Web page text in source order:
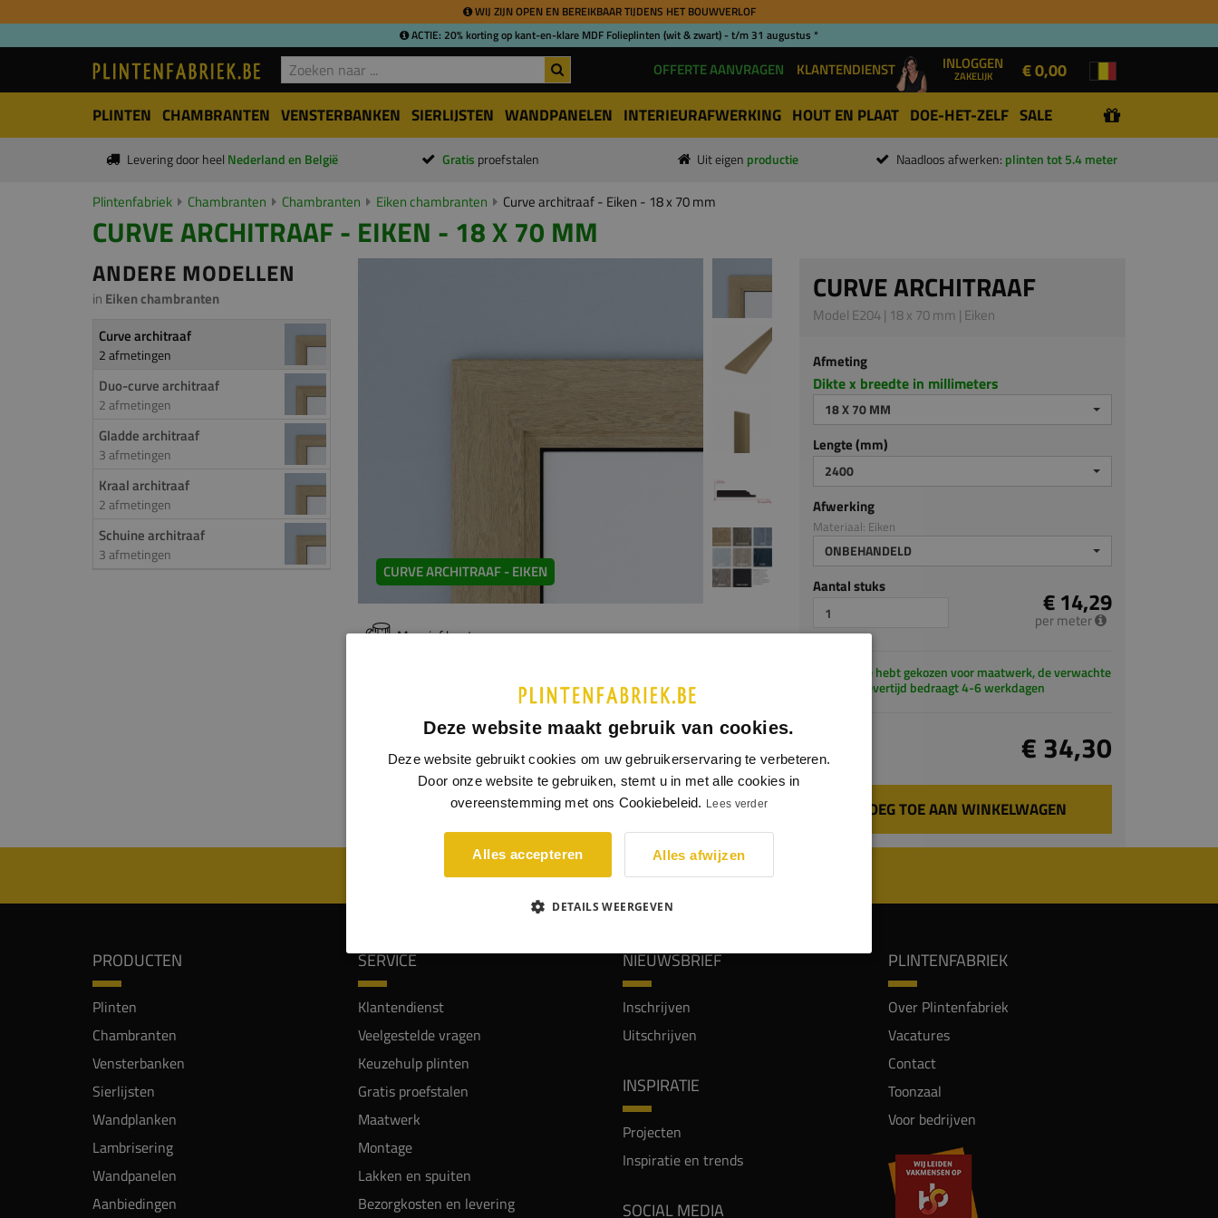
WIJ ZIJN OPEN EN BEREIKBAAR TIJDENS HET BOUWVERLOF
ACTIE: 20% korting op kant-en-klare MDF Folieplinten (wit & zwart) - t/m 31 augustus *
OFFERTE AANVRAGEN KLANTENDIENST INLOGGEN
ZAKELIJK € 0,00
PLINTEN CHAMBRANTEN VENSTERBANKEN SIERLIJSTEN WANDPANELEN INTERIEURAFWERKING HOUT EN PLAAT DOE-HET-ZELF SALE
Levering door heel Nederland en België Gratis proefstalen Uit eigen productie Naadloos afwerken: plinten tot 5.4 meter
Plintenfabriek Chambranten Chambranten Eiken chambranten Curve architraaf - Eiken - 18 x 70 mm
CURVE ARCHITRAAF - EIKEN - 18 X 70 MM
ANDERE MODELLEN
in Eiken chambranten
Curve architraaf
2 afmetingen
Duo-curve architraaf
2 afmetingen
Gladde architraaf
3 afmetingen
Kraal architraaf
2 afmetingen
Schuine architraaf
3 afmetingen
CURVE ARCHITRAAF - EIKEN
Massief hout
SPECIFICATIES
Over dit product is nog geen extra productinformatie beschikbaar
CURVE ARCHITRAAF
Model E204 | 18 x 70 mm | Eiken
Afmeting
Dikte x breedte in millimeters
18 X 70 MM
Lengte (mm)
2400
Afwerking
Materiaal: Eiken
ONBEHANDELD
Aantal stuks € 14,29
per meter
Je hebt gekozen voor maatwerk, de verwachte
levertijd bedraagt 4-6 werkdagen
incl. BTW € 34,30
VOEG TOE AAN WINKELWAGEN
WIJ WORDEN BEOORDEELD MET EEN 8.8
PRODUCTEN
Plinten
Chambranten
Vensterbanken
Sierlijsten
Wandplanken
Lambrisering
Wandpanelen
Aanbiedingen
SERVICE
Klantendienst
Veelgestelde vragen
Keuzehulp plinten
Gratis proefstalen
Maatwerk
Montage
Lakken en spuiten
Bezorgkosten en levering
NIEUWSBRIEF
Inschrijven
Uitschrijven
INSPIRATIE
Projecten
Inspiratie en trends
SOCIAL MEDIA
PLINTENFABRIEK
Over Plintenfabriek
Vacatures
Contact
Toonzaal
Voor bedrijven
Deze website maakt gebruik van cookies.
Deze website gebruikt cookies om uw gebruikerservaring te verbeteren.
Door onze website te gebruiken, stemt u in met alle cookies in
overeenstemming met ons Cookiebeleid. Lees verder
Alles accepteren Alles afwijzen
DETAILS WEERGEVEN